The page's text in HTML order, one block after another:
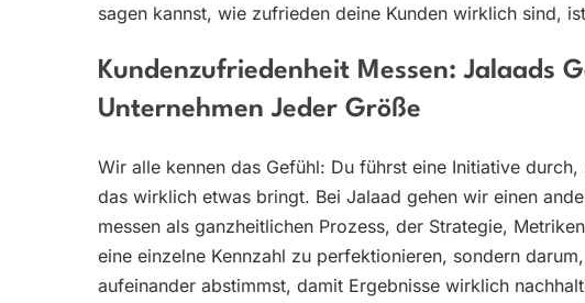
sagen kannst, wie zufrieden deine Kunden wirklich sind,
Kundenzufriedenheit Messen: Jalaads
Unternehmen Jeder Größe
Wir alle kennen das Gefühl: Du führst eine Initiative
das wirklich etwas bringt. Bei Jalaad gehen wir einen
messen als ganzheitlichen Prozess, der Strategie,
eine einzelne Kennzahl zu perfektionieren, sondern
aufeinander abstimmst, damit Ergebnisse wirklich